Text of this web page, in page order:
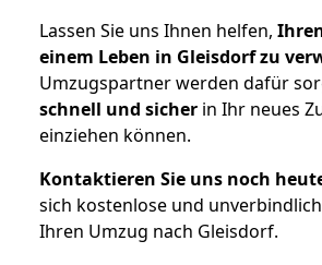
Lassen Sie uns Ihnen helfen,
einem Leben in Gleisdorf zu
Umzugspartner werden dafür
schnell und sicher in Ihr neues
einziehen können.
Kontaktieren Sie uns noch
sich kostenlose und
Ihren Umzug nach Gleisdorf.